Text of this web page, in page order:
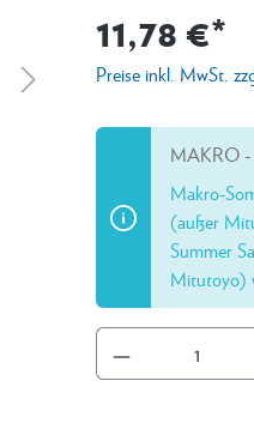
11,78 €*
Preise inkl. MwSt.
MAKRO
Makro-
(außer
Summer
Mitutoyo)